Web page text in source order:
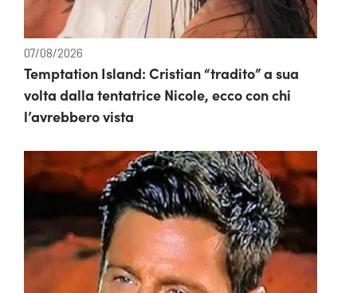
07/08/2026
Temptation Island: Cristian “tradito” a sua
volta dalla tentatrice Nicole, ecco con chi
l’avrebbero vista